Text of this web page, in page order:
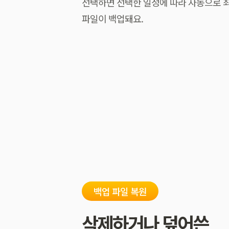
파일이 백업돼요.
백업 파일 복원
삭제하거나 덮어쓴